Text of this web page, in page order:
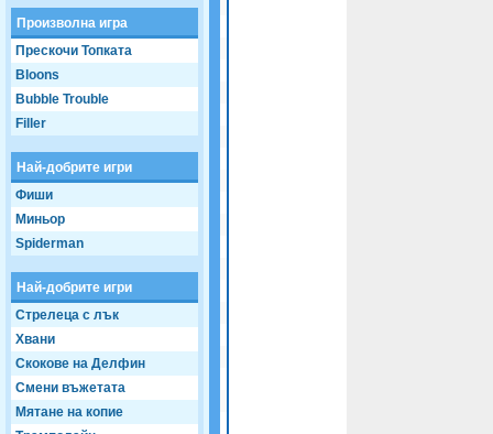
Произволна игра
Прескочи Топката
Bloons
Bubble Trouble
Filler
Най-добрите игри
Фиши
Миньор
Spiderman
Най-добрите игри
Стрелеца с лък
Хвани
Скокове на Делфин
Смени въжетата
Мятане на копие